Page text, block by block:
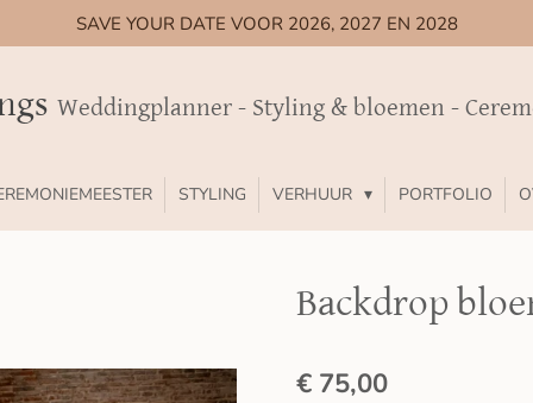
SAVE YOUR DATE VOOR 2026, 2027 EN 2028
Weddingplanner - Styling & bloemen -
STYLING VERHUUR PORTFOLIO
Backdrop
€ 75,00